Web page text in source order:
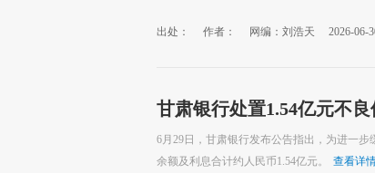
出处： 作者： 网编：刘浩天 2026-06-
甘肃银行处置1.54亿元不
6月29日，甘肃银行发布公告指出，为进一
余额及利息合计约人民币1.54亿元。
查看详